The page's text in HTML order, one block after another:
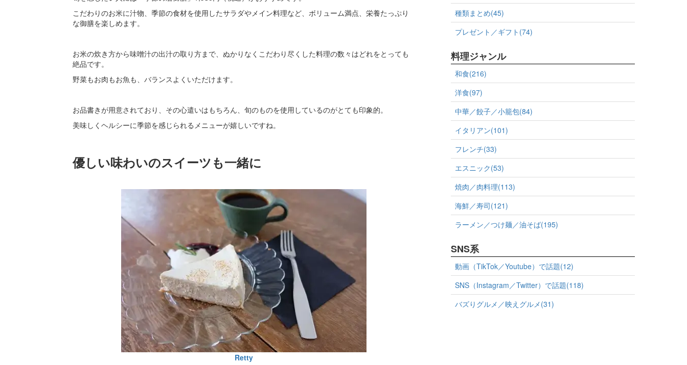
こだわりのお米に汁物、季節の食材を使用したサラダやメイン料理など、ボリューム満点、栄養たっぷり
な御膳を楽しめます。
お米の炊き方から味噌汁の出汁の取り方まで、ぬかりなくこだわり尽くした料理の数々はどれをとっても
絶品です。
野菜もお肉もお魚も、バランスよくいただけます。
お品書きが用意されており、その心遣いはもちろん、旬のものを使用しているのがとても印象的。
美味しくヘルシーに季節を感じられるメニューが嬉しいですね。
優しい味わいのスイーツも一緒に
Retty
種類まとめ(45)
プレゼント／ギフト(74)
料理ジャンル
和食(216)
洋食(97)
中華／餃子／小籠包(84)
イタリアン(101)
フレンチ(33)
エスニック(53)
焼肉／肉料理(113)
海鮮／寿司(121)
ラーメン／つけ麺／油そば(195)
SNS系
動画（TikTok／Youtube）で話題(12)
SNS（Instagram／Twitter）で話題(118)
バズりグルメ／映えグルメ(31)